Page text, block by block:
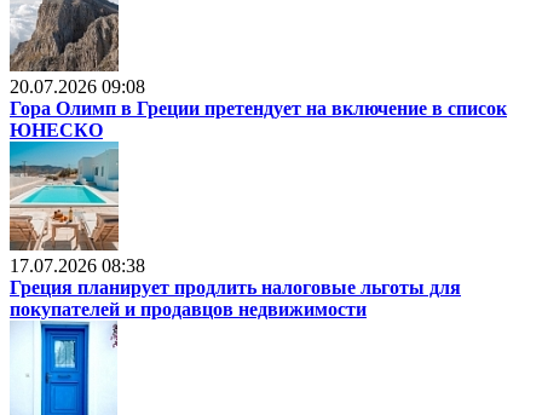
20.07.2026 09:08
Гора Олимп в Греции претендует на включение в список
ЮНЕСКО
17.07.2026 08:38
Греция планирует продлить налоговые льготы для
покупателей и продавцов недвижимости